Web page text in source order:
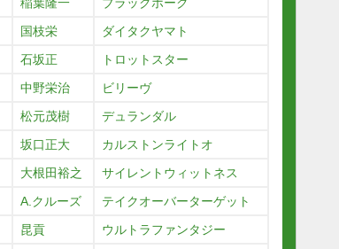
国枝栄
ダイタクヤマト
石坂正
トロットスター
中野栄治
ビリーヴ
松元茂樹
デュランダル
坂口正大
カルストンライトオ
大根田裕之
サイレントウィットネス
A.クルーズ
テイクオーバーターゲット
昆貢
ウルトラファンタジー